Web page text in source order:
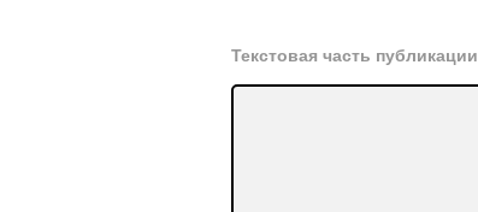
Текстовая часть публикации